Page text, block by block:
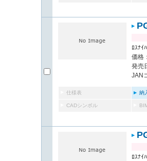
ﾛｽﾅｲ
価格
発売
JAN
仕様表 納
CADシンボル
ﾛｽﾅｲ